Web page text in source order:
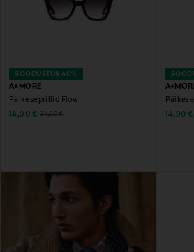
SOODUSTUS 40%
A+MORE
Päikeseprillid Flow
Discounted Price
14,90 € Original Price
24,90 € 14,90 €